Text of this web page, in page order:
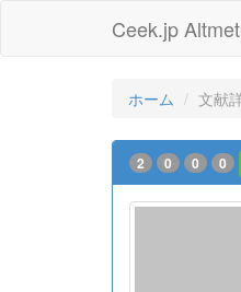
Ceek.jp
ホーム 文献
2 0 0 0